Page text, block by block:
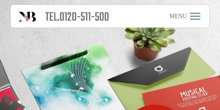
TEL.0120-511-500